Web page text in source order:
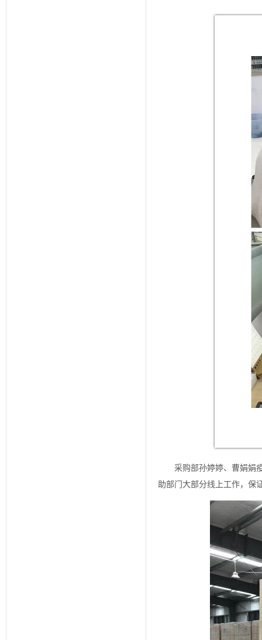
采购部孙婷婷、曹娟娟
助部门大部分线上工作，保